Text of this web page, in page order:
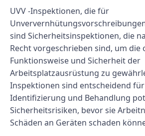
UVV -Inspektionen, die für
sind Sicherheitsinspektionen, die
Recht vorgeschrieben sind, um
Funktionsweise und Sicherheit der
Arbeitsplatzausrüstung zu
Inspektionen sind entscheidend
Identifizierung und Behandlung
Sicherheitsrisiken, bevor sie
Schäden an Geräten schaden